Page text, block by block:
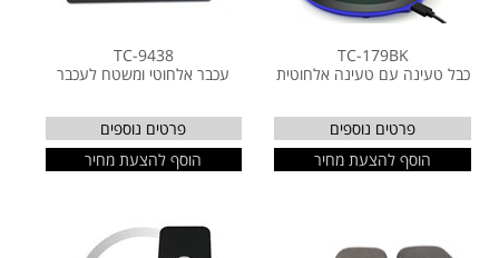
TC-179BK
כבל טעינה עם טעינה אלחוטית
פרטים נוספים
הוסף להצעת מחיר
TC-9438
עכבר אלחוטי ומשטח לעכבר
פרטים נוספים
הוסף להצעת מחיר